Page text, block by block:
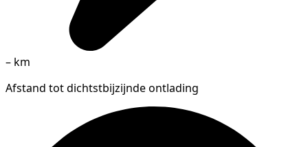
– km
Afstand tot dichtstbijzijnde ontlading